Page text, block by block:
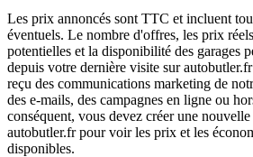
Les prix annoncés sont TTC et incluent
éventuels. Le nombre d'offres, les prix
potentielles et la disponibilité des garages
depuis votre dernière visite sur
reçu des communications marketing de
des e-mails, des campagnes en ligne ou
conséquent, vous devez créer une
autobutler.fr pour voir les prix et les
disponibles.